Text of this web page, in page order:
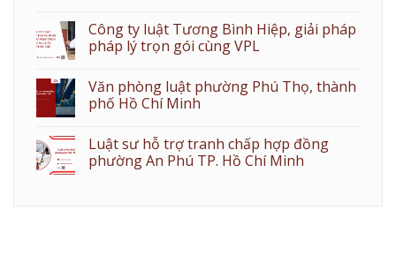
Công ty luật Tương Bình Hiệp, giải pháp
pháp lý trọn gói cùng VPL
Văn phòng luật phường Phú Thọ, thành
phố Hồ Chí Minh
Luật sư hỗ trợ tranh chấp hợp đồng
phường An Phú TP. Hồ Chí Minh